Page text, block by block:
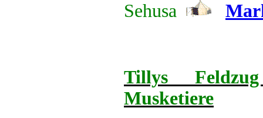
Sehusa
Tillys
Musketiere